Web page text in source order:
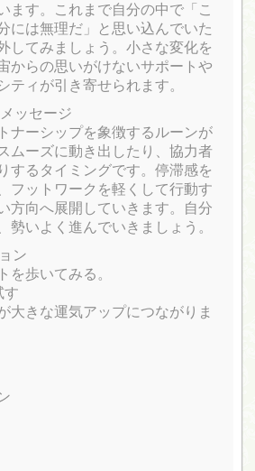
ます。これまで自分の中で「こ
には無理だ」と思い込んでいた
してみましょう。小さな変化を
からの思いがけないサポートや
ティが引き寄せられます。
ッセージ
ナーシップを象徴するルーンが
ムーズに動き出したり、協力者
するタイミングです。停滞感を
フットワークを軽くして行動す
方向へ展開していきます。自分
勢いよく進んでいきましょう。
ン
を歩いてみる。
す
大きな運気アップにつながりま